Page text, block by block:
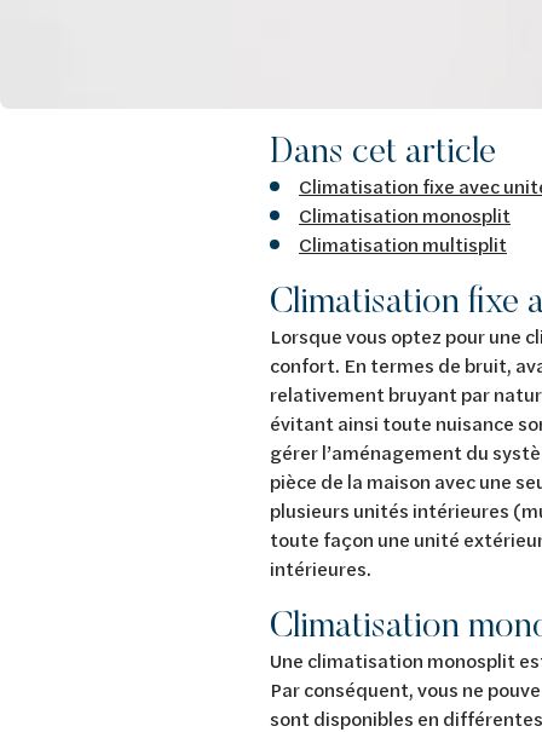
Dans cet article
Climatisation fixe avec
Climatisation monosplit
Climatisation multisplit
Climatisation fixe
Lorsque vous optez pour une
confort. En termes de bruit,
relativement bruyant par
évitant ainsi toute nuisance
gérer l’aménagement du
pièce de la maison avec une
plusieurs unités intérieures
toute façon une unité
intérieures.
Climatisation
Une climatisation monosplit
Par conséquent, vous ne
sont disponibles en